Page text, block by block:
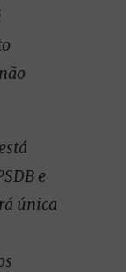
e
única